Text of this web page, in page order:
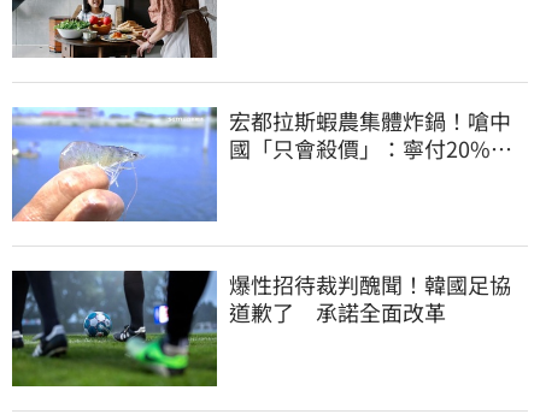
宏都拉斯蝦農集體炸鍋！嗆中
國「只會殺價」：寧付20%關
爆性招待裁判醜聞！韓國足協
道歉了 承諾全面改革